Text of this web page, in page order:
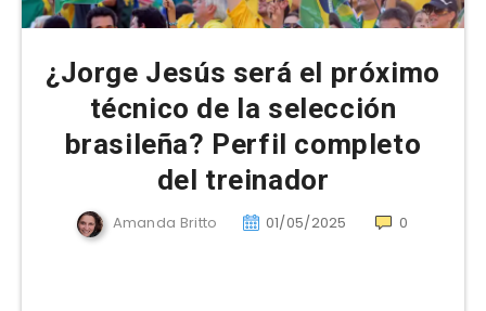
¿Jorge Jesús será el próximo
técnico de la selección
brasileña? Perfil completo
del treinador
Amanda Britto 01/05/2025 0